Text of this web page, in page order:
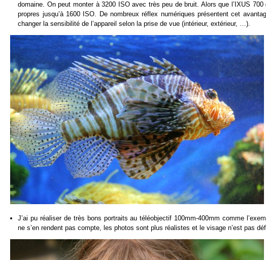
domaine. On peut monter à 3200 ISO avec très peu de bruit. Alors que l’IXUS
propres jusqu’à 1600 ISO. De nombreux réflex numériques présentent cet
changer la sensibilité de l’appareil selon la prise de vue (intérieur, extérieur, …).
J’ai pu réaliser de très bons portraits au téléobjectif 100mm-400mm comme
ne s’en rendent pas compte, les photos sont plus réalistes et le visage n’est pas